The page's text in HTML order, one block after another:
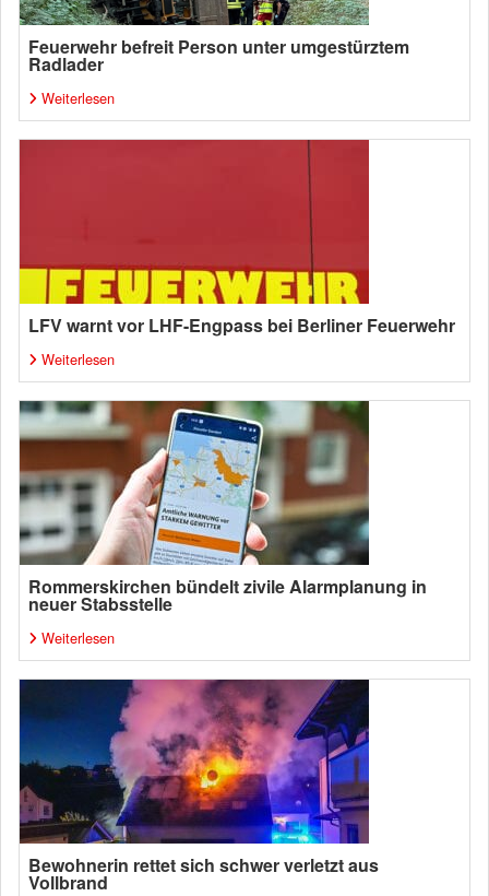
Feuerwehr befreit Person unter umgestürztem
Radlader
Weiterlesen
LFV warnt vor LHF-Engpass bei Berliner Feuerwehr
Weiterlesen
Rommerskirchen bündelt zivile Alarmplanung in
neuer Stabsstelle
Weiterlesen
Bewohnerin rettet sich schwer verletzt aus
Vollbrand